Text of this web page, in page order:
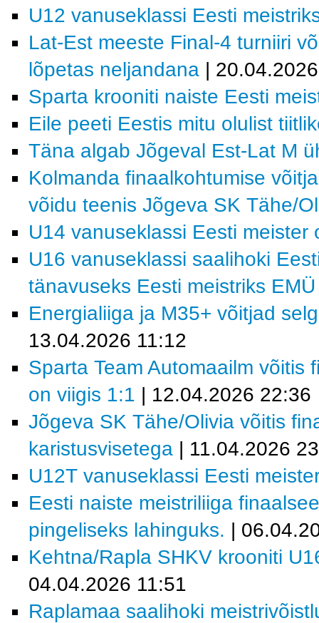
U12 vanuseklassi Eesti
Lat-Est meeste Final-4 turniiri
lõpetas neljandana |
Sparta krooniti naiste Eesti
Eile peeti Eestis mitu olulist
Täna algab Jõgeval Est-Lat M
Kolmanda finaalkohtumise
võidu teenis Jõgeva SK Tähe/
U14 vanuseklassi Eesti meister
U16 vanuseklassi saalihoki
tänavuseks Eesti meistriks
Energialiiga ja M35+ võitjad
13.04.2026 11:12
Sparta Team Automaailm võitis
on viigis 1:1 | 12.04.2026 22:36
Jõgeva SK Tähe/Olivia võitis
karistusvisetega | 11.04.2026
U12T vanuseklassi Eesti
Eesti naiste meistriliiga
pingeliseks lahinguks. |
Kehtna/Rapla SHKV krooniti
04.04.2026 11:51
Raplamaa saalihoki